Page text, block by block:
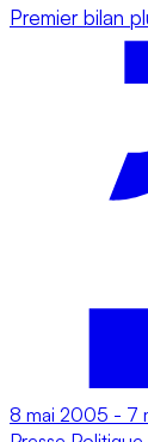
Premier bilan
8 mai 2005 - 7